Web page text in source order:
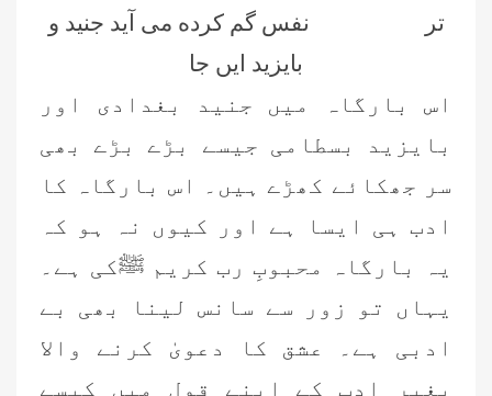
تر نفس گم کرده می آید جنید و
بایزید ایں جا
اس بارگاہ میں جنید بغدادی اور
بایزید بسطامی جیسے بڑے بڑے بھی
سر جھکائے کھڑے ہیں۔ اس بارگاہ کا
ادب ہی ایسا ہے اور کیوں نہ ہو کہ
یہ بارگاہ محبوبِ رب کریم ﷺکی ہے۔
یہاں تو زور سے سانس لینا بھی بے
ادبی ہے۔ عشق کا دعویٰ کرنے والا
بغیر ادب کے اپنے قول میں کیسے